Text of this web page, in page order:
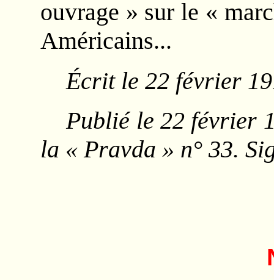
ouvrage » sur le «
Américains...
Écrit le 22 février
Publié le 22 février
la « Pravda » n° 33.